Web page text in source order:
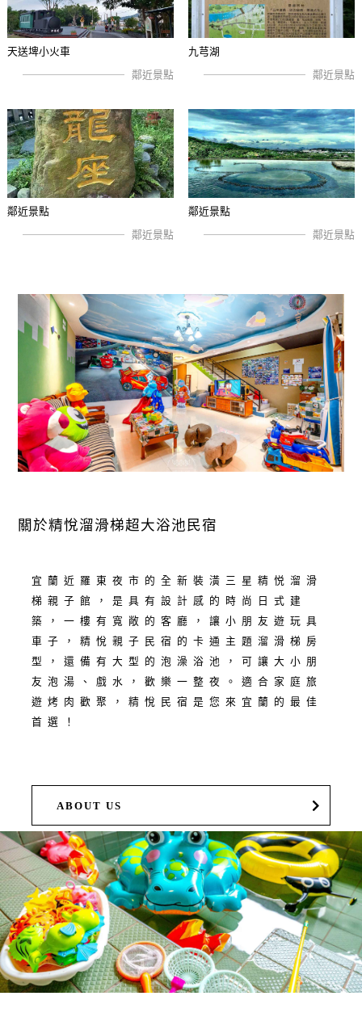
天送埤小火車
鄰近景點
九芎湖
鄰近景點
鄰近景點
鄰近景點
鄰近景點
鄰近景點
關於精悅溜滑梯超大浴池民宿
宜蘭近羅東夜市的全新裝潢三星精悦溜滑
梯親子館，是具有設計感的時尚日式建
築，一樓有寬敞的客廳，讓小朋友遊玩具
車子，精悅親子民宿的卡通主題溜滑梯房
型，還備有大型的泡澡浴池，可讓大小朋
友泡湯、戲水，歡樂一整夜。適合家庭旅
遊烤肉歡聚，精悅民宿是您來宜蘭的最佳
首選！
ABOUT US